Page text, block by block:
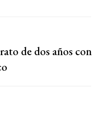
de dos años con